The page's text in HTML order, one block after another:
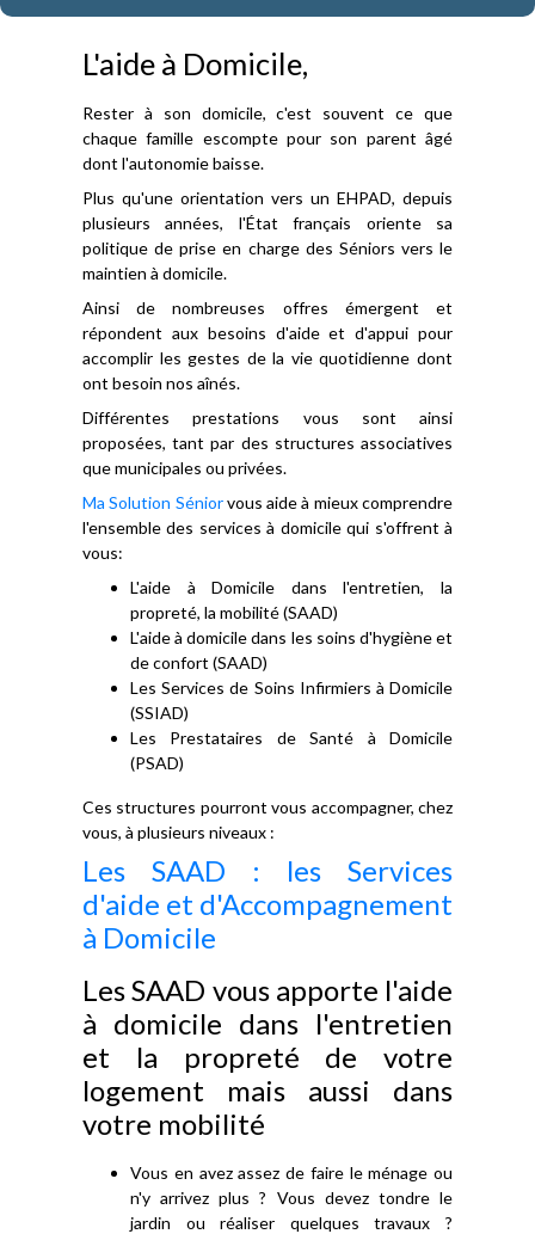
L'aide à Domicile,
Rester à son domicile, c'est souvent ce que
chaque famille escompte pour son parent âgé
dont l'autonomie baisse.
Plus qu'une orientation vers un EHPAD, depuis
plusieurs années, l'État français oriente sa
politique de prise en charge des Séniors vers le
maintien à domicile.
Ainsi de nombreuses offres émergent et
répondent aux besoins d'aide et d'appui pour
accomplir les gestes de la vie quotidienne dont
ont besoin nos aînés.
Différentes prestations vous sont ainsi
proposées, tant par des structures associatives
que municipales ou privées.
Ma Solution Séniorvous aide à mieux comprendre
l'ensemble des services à domicile qui s'offrent à
vous:
L'aide à Domicile dans l'entretien, la
propreté, la mobilité (SAAD)
L'aide à domicile dans les soins d'hygiène et
de confort (SAAD)
Les Services de Soins Infirmiers à Domicile
(SSIAD)
Les Prestataires de Santé à Domicile
(PSAD)
Ces structures pourront vous accompagner, chez
vous, à plusieurs niveaux :
Les SAAD : les Services
d'aide et d'Accompagnement
à Domicile
Les SAAD vous apporte l'aide
à domicile dans l'entretien
et la propreté de votre
logement mais aussi dans
votre mobilité
Vous en avez assez de faire le ménage ou
n'y arrivez plus ? Vous devez tondre le
jardin ou réaliser quelques travaux ?